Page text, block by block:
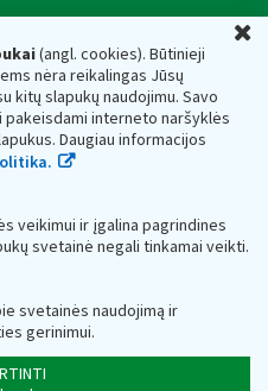
(angl. cookies). Būtinieji
nėra reikalingas Jūsų
kitų slapukų naudojimu. Savo
interneto naršyklės
Daugiau informacijos
veikimui ir įgalina pagrindines
svetainė negali tinkamai veikti.
svetainės naudojimą ir
gerinimui.
kodas — 188659752,
Vilnius, Lietuva, el.paštas:
188659752
inspekciją prie Lietuvos
ir saugomi Juridinių